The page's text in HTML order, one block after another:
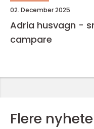
02. December 2025
Adria husvagn -
campare
Flere